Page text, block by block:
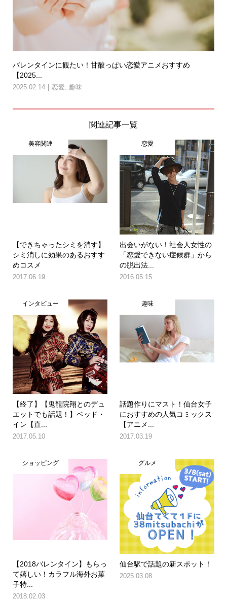
バレンタインに観たい！甘酸っぱい恋愛アニメおすすめ
【2025...
2025.02.14 恋愛, 趣味
関連記事一覧
美容関連
【できちゃったシミを消す】
シミ消しに効果のあるおすす
めコスメ
2017.06.19
恋愛
出会いがない！社会人女性の
「恋愛できない症候群」から
の脱出法...
2016.05.15
インタビュー
【終了】【鬼龍院翔とのデュ
エットでも話題！】ベッド・
イン【直...
2017.05.10
趣味
話題作りにマスト！仙台女子
におすすめの人気コミックス
【アニメ...
2017.03.19
ショッピング
【2018バレンタイン】もらっ
て嬉しい！カラフル海外お菓
子特...
2018.02.03
グルメ
仙台駅で話題の新スポット！
2025.03.08